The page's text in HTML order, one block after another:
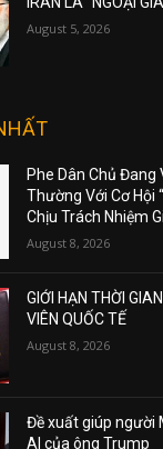
August 5, 2026
Phe Dân Chủ Đang
Thường Với Cơ Hội
Chịu Trách Nhiệm
August 8, 2026
GIỚI HẠN THỜI
VIÊN QUỐC TẾ
August 8, 2026
Đề xuất giúp người
AI của ông Trump